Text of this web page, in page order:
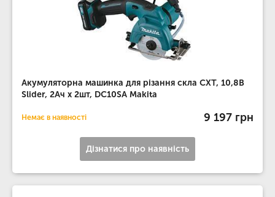
Акумуляторна машинка для різання скла CXT, 10,8В
Slider, 2Ач х 2шт, DC10SA Makita
Немає в наявності 9 197 грн
Дізнатися про наявність